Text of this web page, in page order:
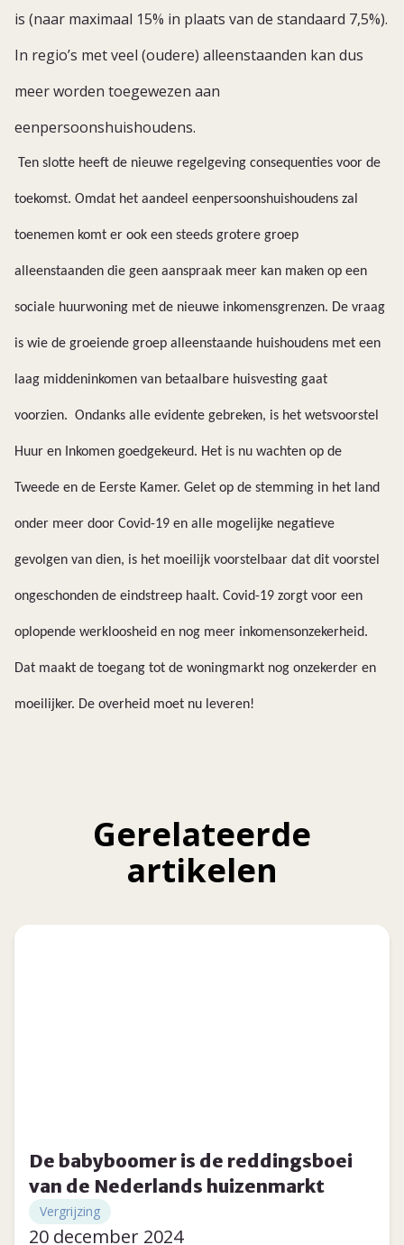
is (naar maximaal 15% in plaats van de standaard 7,5%).
In regio’s met veel (oudere) alleenstaanden kan dus
meer worden toegewezen aan
eenpersoonshuishoudens.
Ten slotte heeft de nieuwe regelgeving consequenties voor de
toekomst. Omdat het aandeel eenpersoonshuishoudens zal
toenemen komt er ook een steeds grotere groep
alleenstaanden die geen aanspraak meer kan maken op een
sociale huurwoning met de nieuwe inkomensgrenzen. De vraag
is wie de groeiende groep alleenstaande huishoudens met een
laag middeninkomen van betaalbare huisvesting gaat
voorzien. Ondanks alle evidente gebreken, is het wetsvoorstel
Huur en Inkomen goedgekeurd. Het is nu wachten op de
Tweede en de Eerste Kamer. Gelet op de stemming in het land
onder meer door Covid-19 en alle mogelijke negatieve
gevolgen van dien, is het moeilijk voorstelbaar dat dit voorstel
ongeschonden de eindstreep haalt. Covid-19 zorgt voor een
oplopende werkloosheid en nog meer inkomensonzekerheid.
Dat maakt de toegang tot de woningmarkt nog onzekerder en
moeilijker. De overheid moet nu leveren!
Gerelateerde
artikelen
De babyboomer is de reddingsboei
van de Nederlands huizenmarkt
Vergrijzing
20 december 2024